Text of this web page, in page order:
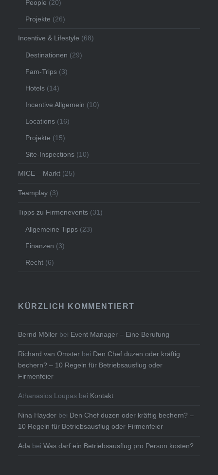
People (20)
Projekte (26)
Incentive & Lifestyle (68)
Destinationen (29)
Fam-Trips (3)
Hotels (14)
Incentive Allgemein (10)
Locations (16)
Projekte (15)
Site-Inspections (10)
MICE – Markt (25)
Teamplay (3)
Tipps zu Firmenevents (31)
Allgemeine Tipps (23)
Finanzen (3)
Recht (6)
KÜRZLICH KOMMENTIERT
Bernd Möller bei Event Manager – Eine Berufung
Richard van Omster bei Den Chef duzen oder kräftig
bechern? – 10 Regeln für Betriebsausflug oder
Firmenfeier
Athanasios Loupas bei Kontakt
Nina Hayder bei Den Chef duzen oder kräftig bechern? –
10 Regeln für Betriebsausflug oder Firmenfeier
Ada beiWas darf ein Betriebsausflug pro Person kosten?